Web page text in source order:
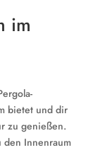
im
bietet und dir
zu genießen.
den Innenraum